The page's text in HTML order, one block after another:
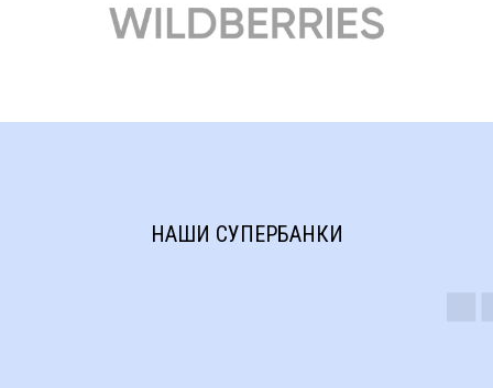
НАШИ СУПЕРБАНКИ